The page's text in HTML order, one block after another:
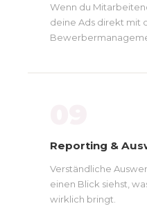
Wenn du
deine Ads direkt mit
Reporting &
Verständliche
einen Blick siehst,
wirklich bringt.